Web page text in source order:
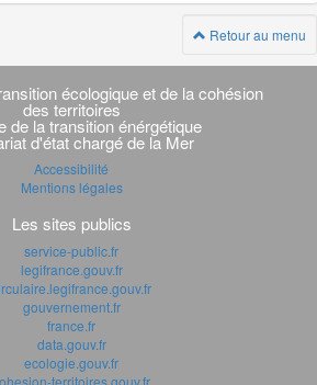
Retour au menu
écologique et de la cohésion
des territoires
de la transition énérgétique
d'état chargé de la Mer
Accessibilité
Mentions légales
Les sites publics
service-public.fr
legifrance.gouv.fr
gouvernement.fr
france.fr
data.gouv.fr
ecologie.gouv.fr
territoires.gouv.fr